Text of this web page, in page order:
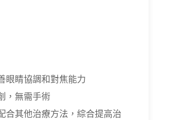
眼睛協調和對焦能力
，無需手術
合其他治療方法，綜合提高治